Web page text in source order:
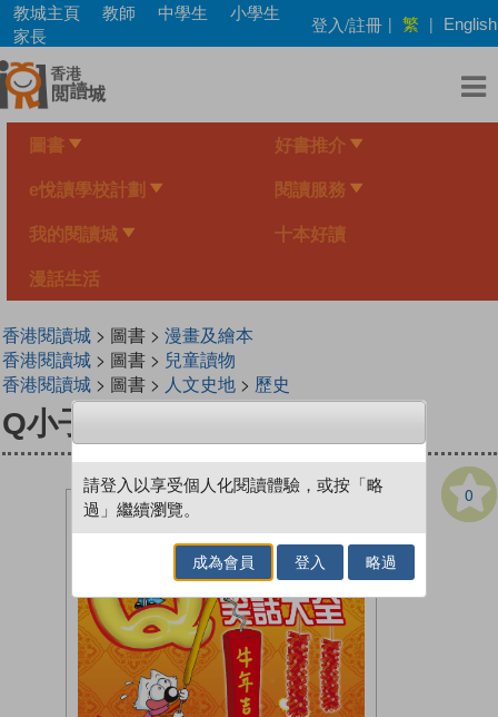
Skip
main
content
教城主頁 教師 中學生
小學生
家長
登入/註冊 | 繁 | English
圖書 好書推介
e悅讀學校計劃 閱讀服務
我的閱讀城 十本好讀
漫話生活
香港閱讀城> 圖書 > 漫畫及繪本
香港閱讀城> 圖書 > 兒童讀物
香港閱讀城> 圖書 > 人文史地> 歷史
Q小子笑話大全8
0
請登入以享受個人化閱讀體驗，或按「略
過」繼續瀏覽。
成為會員 登入 略過